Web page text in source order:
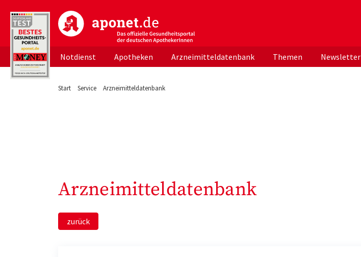
aponet.de - Das offizielle Gesundheitsportal der deutschen ApothekerInnen
Notdienst Apotheken Arzneimitteldatenbank Themen Newsletter
Start Service Arzneimitteldatenbank
Arzneimitteldatenbank
zurück